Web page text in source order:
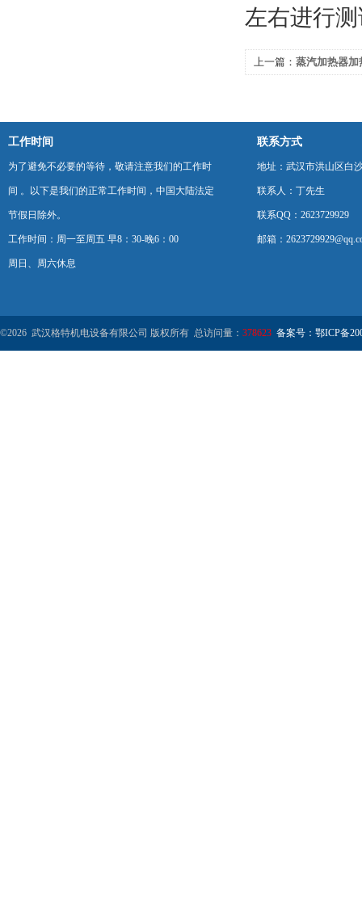
左右进行
上一篇： 蒸汽加热器加
工作时间
为了避免不必要的等待，敬请注意我们的工作时
间 。以下是我们的正常工作时间，中国大陆法定
节假日除外。
工作时间：周一至周五 早8：30-晚6：00
周日、周六休息
联系方式
地址：武汉市洪山区白
联系人：丁先生
联系QQ：2623729929
邮箱：
©2026 武汉格特机电设备有限公司 版权所有 总访问量： 378623 备案号：鄂ICP备